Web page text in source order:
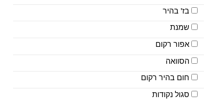
בז' בהיר
שמנת
אפור רקום
הסוואה
חום בהיר רקום
סגול נקודות